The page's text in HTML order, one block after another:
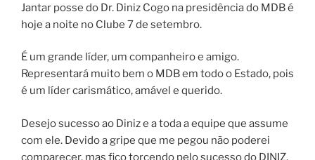
Jantar posse do Dr. Diniz Cogo na presidência do MDB é
hoje a noite no Clube 7 de setembro.
É um grande líder, um companheiro e amigo.
Representará muito bem o MDB em todo o Estado, pois
é um líder carismático, amável e querido.
Desejo sucesso ao Diniz e a toda a equipe que assume
com ele. Devido a gripe que me pegou não poderei
comparecer, mas fico torcendo pelo sucesso do DINIZ,